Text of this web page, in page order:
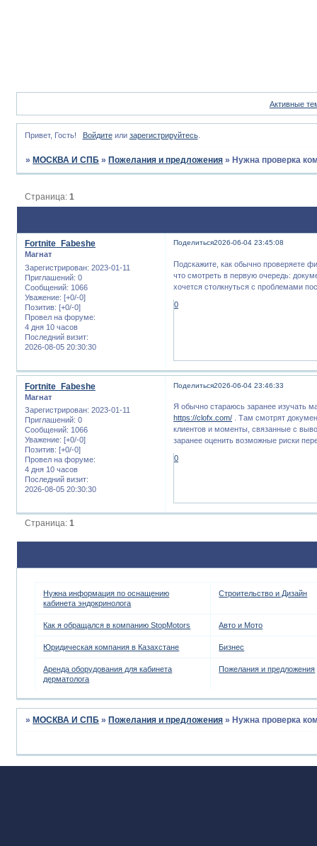
Активные
Привет, Гость! Войдитеили зарегистрируйтесь.
» МОСКВА И СПБ » Пожелания и предложения » Нужна проверка
Страница:1
Поделиться2026-06-04 23:45:08
Fortnite_Fabeshe
Магнат
Зарегистрирован: 2023-01-11
Приглашений: 0
Сообщений: 1066
Уважение: [+0/-0]
Позитив: [+0/-0]
Провел на форуме:
4 дня 10 часов
Последний визит:
2026-08-05 20:30:30
Подскажите, как обычно проверяете
что смотреть в первую очередь:
хочется столкнуться с проблемами
0
Поделиться2026-06-04 23:46:33
Fortnite_Fabeshe
Магнат
Зарегистрирован: 2023-01-11
Приглашений: 0
Сообщений: 1066
Уважение: [+0/-0]
Позитив: [+0/-0]
Провел на форуме:
4 дня 10 часов
Последний визит:
2026-08-05 20:30:30
Я обычно стараюсь заранее изучать
https://clofx.com/ . Там смотрят
клиентов и моменты, связанные с
заранее оценить возможные риски
0
Страница:1
Нужна информация по оснащению
кабинета эндокринолога
Строительство и Дизайн
Как я обращался в компанию StopMotors Авто и Мото
Юридическая компания в Казахстане Бизнес
Аренда оборудования для кабинета
дерматолога
Пожелания и предложения
» МОСКВА И СПБ » Пожелания и предложения » Нужна проверка